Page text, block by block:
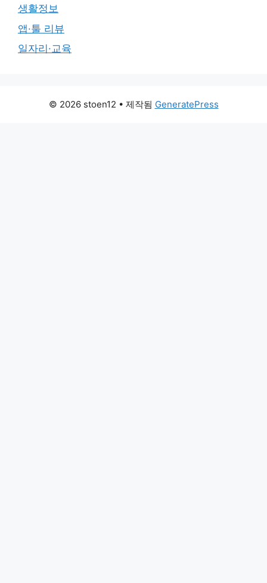
생활정보
앱·툴 리뷰
일자리·교육
© 2026 stoen12 • 제작됨 GeneratePress